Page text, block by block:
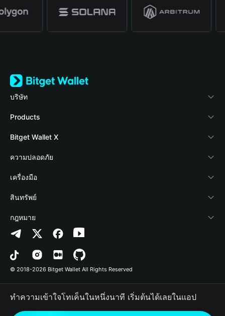
บริษัท
เกี่ยวกับ Bitget Wallet
Blog
Academy
ข่าวสารด้านคริปโต
ศูนย์ช่วยเหลือ
ติดต่อเรา
ทรัพยากรข้อมูลของแบรนด์
อาชีพ
Products
Crypto Card
Stablecoin Earn
Payfi Crypto
Crypto Swap API
Altcoin Season Index
Prediction Markets
DApp
RWA
Bitget Wallet X
นักพัฒนา
เชื่อมต่อ Wallet
Bitget Wallet Pay
ลิสต์โปรเจกต์
ความปลอดภัย
Protection Fund
เทคโนโลยีความปลอดภัย
เครื่องมือ
ซื้อคริปโต
การตรวจจับการอนุญาต
การตรวจจับสัญญา
การโอนเป็นชุด
สินทรัพย์
Arbitrum
Avalanche
Bitcoin
Polygon
กฎหมาย
นโยบายความเป็นส่วนตัว
ข้อตกลงในการใช้บริการ
© 2018-2026 Bitget Wallet All Rights Reserved
ทำความเข้าใจโทเค็นในหนึ่งนาที เริ่มต้นได้เลยในแอป